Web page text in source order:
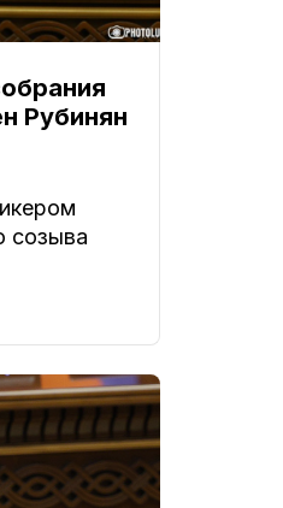
Рубинян
созыва